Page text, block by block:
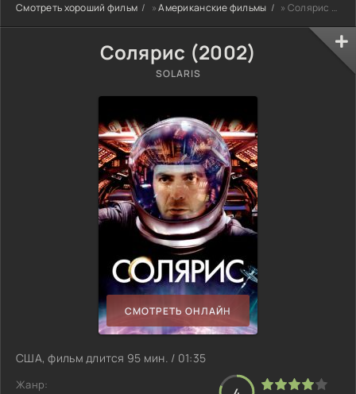
Смотреть хороший фильм »Американские фильмы » Солярис (2002)
Солярис (2002)
SOLARIS
СМОТРЕТЬ ОНЛАЙН
США, фильм длится 95 мин. / 01:35
Жанр: